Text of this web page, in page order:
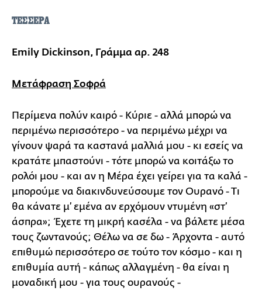
ΤΕΣΣΕΡΑ
Emily Dickinson, Γράμμα αρ. 248
Μετάφραση Σοφρά
Περίμενα πολύν καιρό - Κύριε - αλλά μπορώ να
περιμένω περισσότερο - να περιμένω μέχρι να
γίνουν ψαρά τα καστανά μαλλιά μου - κι εσείς να
κρατάτε μπαστούνι - τότε μπορώ να κοιτάξω το
ρολόι μου - και αν η Μέρα έχει γείρει για τα καλά -
μπορούμε να διακινδυνεύσουμε τον Ουρανό - Τι
θα κάνατε μ’ εμένα αν ερχόμουν ντυμένη «στ’
άσπρα»; Έχετε τη μικρή κασέλα - να βάλετε μέσα
τους ζωντανούς; Θέλω να σε δω - Άρχοντα - αυτό
επιθυμώ περισσότερο σε τούτο τον κόσμο - και η
επιθυμία αυτή - κάπως αλλαγμένη - θα είναι η
μοναδική μου - για τους ουρανούς -